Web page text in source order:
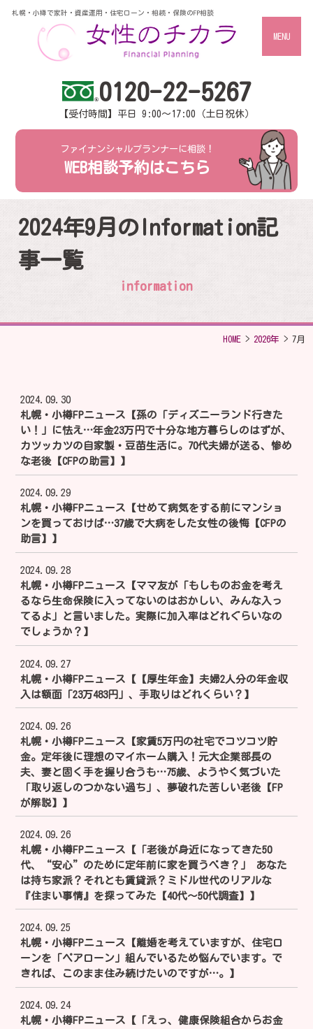
札幌・小樽で家計・資産運用・住宅ローン・相続・保険のFP相談
MENU
0120-22-5267
【受付時間】平日 9:00～17:00（土日祝休）
ファイナンシャルプランナーに相談！
WEB相談予約はこちら
2024年9月のInformation記
事一覧
information
HOME> 2026年 > 7月
2024.09.30
札幌・小樽FPニュース【孫の「ディズニーランド行きた
い！」に怯え…年金23万円で十分な地方暮らしのはずが、
カツッカツの自家製・豆苗生活に。70代夫婦が送る、惨め
な老後【CFPの助言】】
2024.09.29
札幌・小樽FPニュース【せめて病気をする前にマンショ
ンを買っておけば…37歳で大病をした女性の後悔【CFPの
助言】】
2024.09.28
札幌・小樽FPニュース【ママ友が「もしものお金を考え
るなら生命保険に入ってないのはおかしい、みんな入っ
てるよ」と言いました。実際に加入率はどれぐらいなの
でしょうか？】
2024.09.27
札幌・小樽FPニュース【【厚生年金】夫婦2人分の年金収
入は額面「23万483円」、手取りはどれくらい？】
2024.09.26
札幌・小樽FPニュース【家賃5万円の社宅でコツコツ貯
金。定年後に理想のマイホーム購入！元大企業部長の
夫、妻と固く手を握り合うも…75歳、ようやく気づいた
「取り返しのつかない過ち」、夢破れた苦しい老後【FP
が解説】】
2024.09.26
札幌・小樽FPニュース【「老後が身近になってきた50
代、“安心”のために定年前に家を買うべき？」 あなた
は持ち家派？それとも賃貸派？ミドル世代のリアルな
『住まい事情』を探ってみた【40代～50代調査】】
2024.09.25
札幌・小樽FPニュース【離婚を考えていますが、住宅ロ
ーンを「ペアローン」組んでいるため悩んでいます。で
きれば、このまま住み続けたいのですが…。】
2024.09.24
札幌・小樽FPニュース【「えっ、健康保険組合からお金